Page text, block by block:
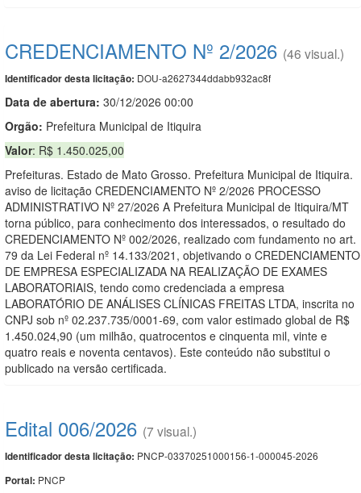
CREDENCIAMENTO Nº 2/2026 (46 visual.)
Identificador desta licitação: DOU-a2627344ddabb932ac8f
Data de abertura: 30/12/2026 00:00
Orgão: Prefeitura Municipal de Itiquira
Valor: R$ 1.450.025,00
Prefeituras. Estado de Mato Grosso. Prefeitura Municipal de Itiquira.
aviso de licitação CREDENCIAMENTO Nº 2/2026 PROCESSO
ADMINISTRATIVO Nº 27/2026 A Prefeitura Municipal de Itiquira/MT
torna público, para conhecimento dos interessados, o resultado do
CREDENCIAMENTO Nº 002/2026, realizado com fundamento no art.
79 da Lei Federal nº 14.133/2021, objetivando o CREDENCIAMENTO
DE EMPRESA ESPECIALIZADA NA REALIZAÇÃO DE EXAMES
LABORATORIAIS, tendo como credenciada a empresa
LABORATÓRIO DE ANÁLISES CLÍNICAS FREITAS LTDA, inscrita no
CNPJ sob nº 02.237.735/0001-69, com valor estimado global de R$
1.450.024,90 (um milhão, quatrocentos e cinquenta mil, vinte e
quatro reais e noventa centavos). Este conteúdo não substitui o
publicado na versão certificada.
Edital 006/2026 (7 visual.)
Identificador desta licitação: PNCP-03370251000156-1-000045-2026
Portal: PNCP